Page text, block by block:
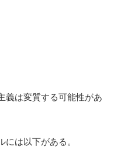
義は変質する可能性があ
は以下がある。